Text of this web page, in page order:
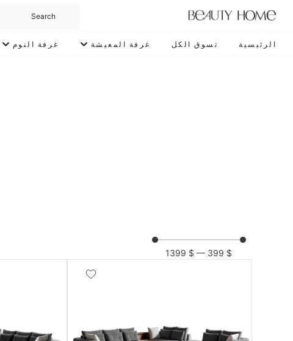
الرئيسية تسوق الكل غرفة المعيشة غرفة النوم
$
399
—
$
1399